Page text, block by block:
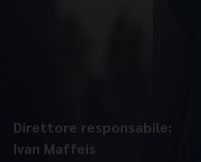
Direttore responsabile:
Ivan Maffeis